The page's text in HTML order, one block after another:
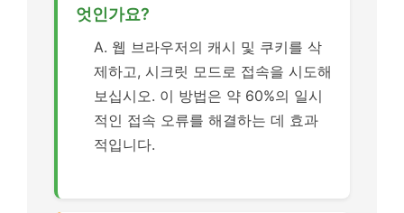
엇인가요?
A. 웹 브라우저의 캐시 및 쿠키를 삭
제하고, 시크릿 모드로 접속을 시도해
보십시오. 이 방법은 약 60%의 일시
적인 접속 오류를 해결하는 데 효과
적입니다.